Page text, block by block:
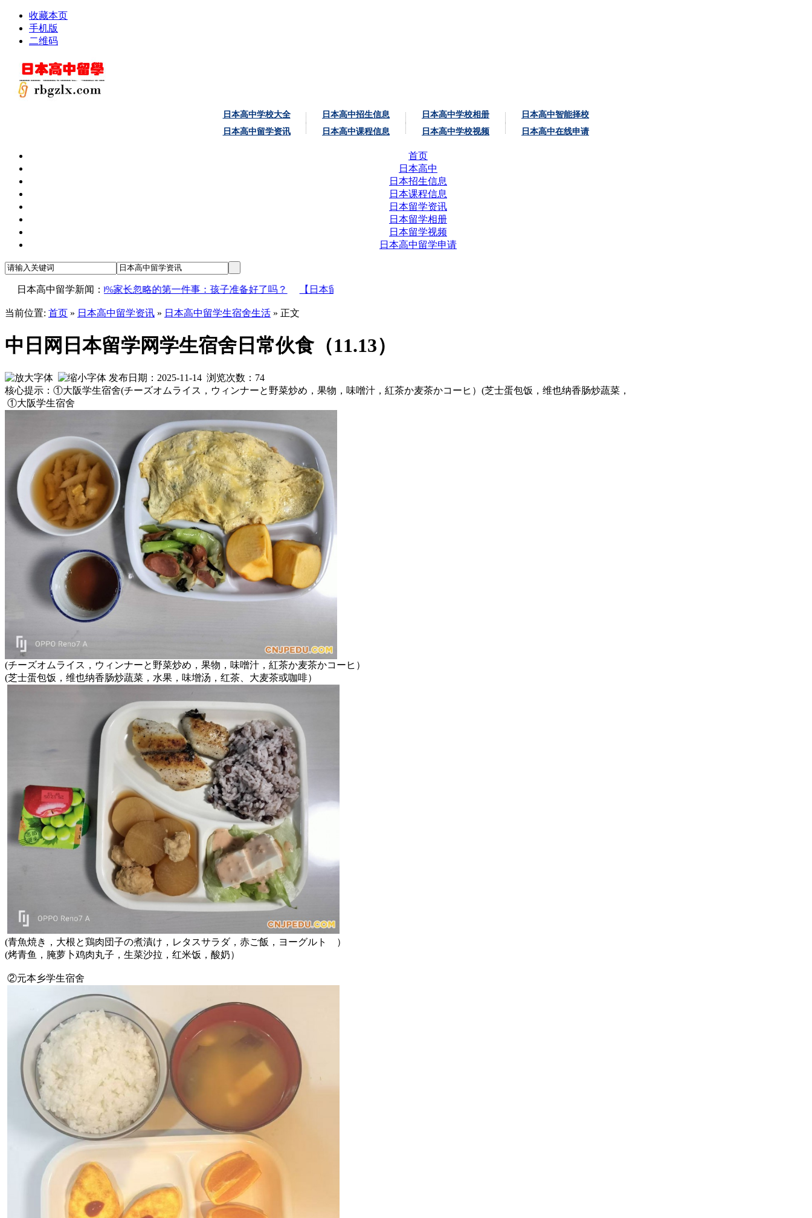
收藏本页
手机版
二维码
日本高中学校大全 日本高中招生信息 日本高中学校相册
日本高中智能择校
日本高中留学资讯
日本高中课程信息 日本高中学校视频 日本高中在线申请
首页
日本高中
日本招生信息
日本课程信息
日本留学资讯
日本留学相册
日本留学视频
日本高中留学申请
日本高中留学新闻：
中，90%家长忽略的第一件事：孩子准备好了吗？ 【日本留学Q&A】2026哪些日本高中在国内招生？什么时候考？
当前位置: 首页 » 日本高中留学资讯 » 日本高中留学生宿舍生活 » 正文
中日网日本留学网学生宿舍日常伙食（11.13）
发布日期：2025-11-14 浏览次数： 74
核心提示：①大阪学生宿舍(チーズオムライス，ウィンナーと野菜炒め，果物，味噌汁，紅茶か麦茶かコーヒ）(芝士蛋包饭，维也纳香肠炒蔬菜，
①大阪学生宿舍
(チーズオムライス，ウィンナーと野菜炒め，果物，味噌汁，紅茶か麦茶かコーヒ）
(芝士蛋包饭，维也纳香肠炒蔬菜，水果，味增汤，红茶、大麦茶或咖啡）
(青魚焼き，大根と鶏肉団子の煮漬け，レタスサラダ，赤ご飯，ヨーグルト ）
(烤青鱼，腌萝卜鸡肉丸子，生菜沙拉，红米饭，酸奶）
②元本乡学生宿舍